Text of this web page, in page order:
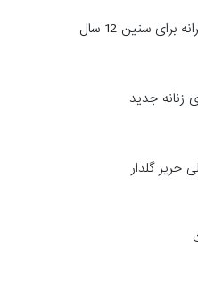
سنین 12 سال
زنانه جدید
حریر گلدار